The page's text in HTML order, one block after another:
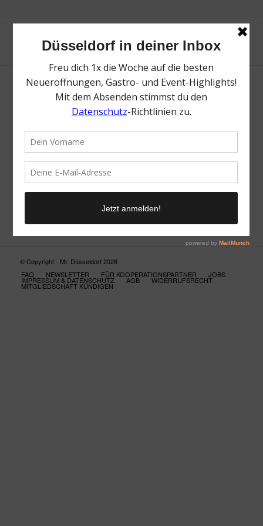
Neue Suche
Suchergebnis nicht zufriedenstellend? Versuche es mal mit
einem Wortteil oder einer anderen Schreibweise.
© Copyright - Mr. Düsseldorf 2026
FAQ
NEWSLETTER FÜR KOOPERATIONSPARTNER JOBS
IMPRESSUM & DATENSCHUTZ AGB WIDERRUFSRECHT
MITGLIEDSCHAFT KÜNDIGEN